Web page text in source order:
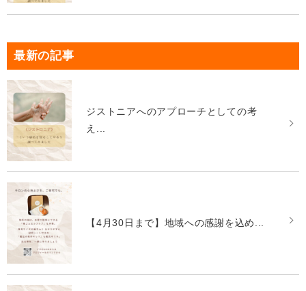
最新の記事
ジストニアへのアプローチとしての考
え...
【4月30日まで】地域への感謝を込め...